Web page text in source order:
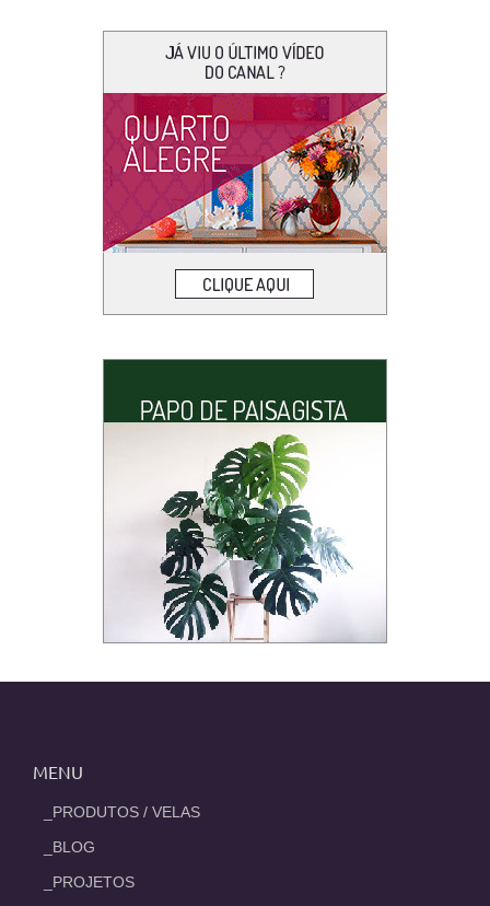
MENU
_PRODUTOS / VELAS
_BLOG
_PROJETOS